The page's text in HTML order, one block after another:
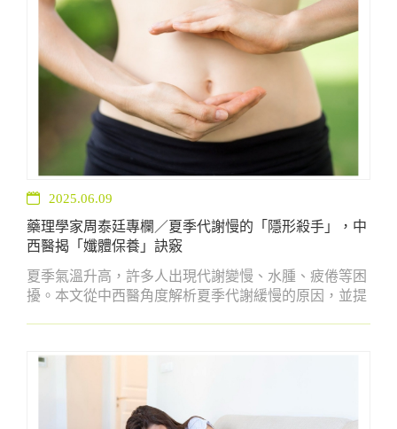
2025.06.09
藥理學家周泰廷專欄／夏季代謝慢的「隱形殺手」，中
西醫揭「孅體保養」訣竅
夏季氣溫升高，許多人出現代謝變慢、水腫、疲倦等困
擾。本文從中西醫角度解析夏季代謝緩慢的原因，並提
盈活力。